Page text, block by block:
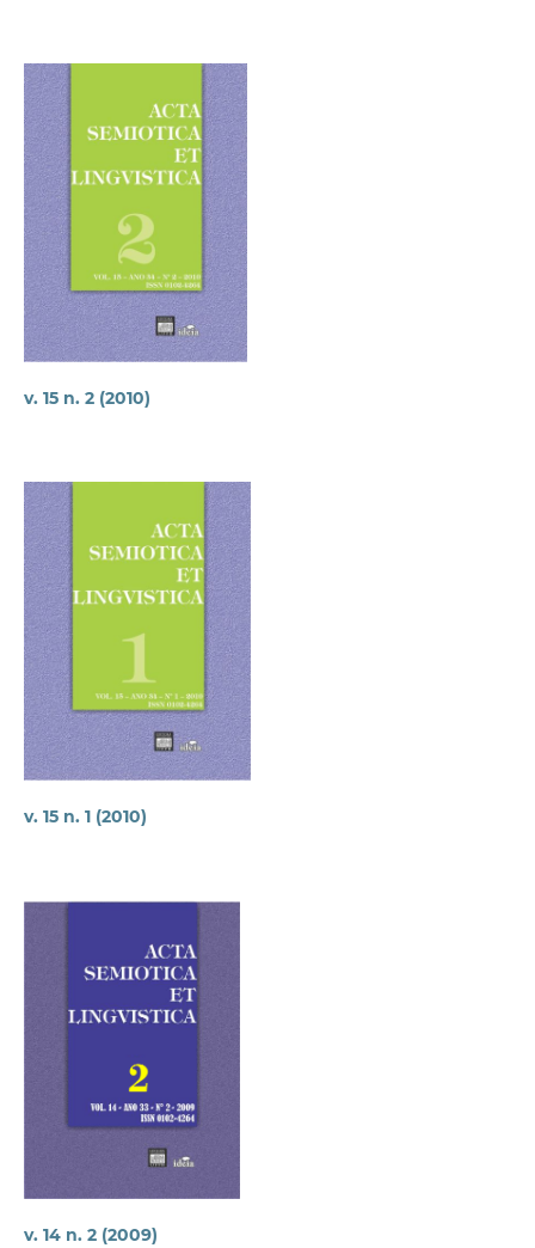
v. 15 n. 2 (2010)
v. 15 n. 1 (2010)
v. 14 n. 2 (2009)